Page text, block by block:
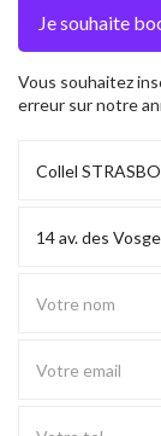
Vous souhaitez
erreur sur notre